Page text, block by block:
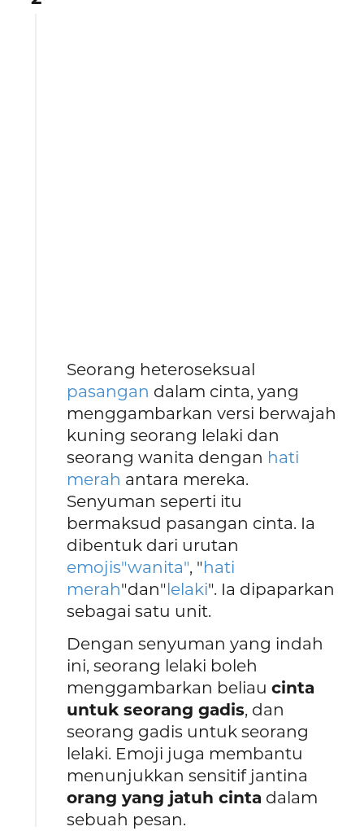
Seorang heteroseksual
pasangan dalam cinta, yang
menggambarkan versi berwajah
kuning seorang lelaki dan
seorang wanita dengan hati
merah antara mereka.
Senyuman seperti itu
bermaksud pasangan cinta. Ia
dibentuk dari urutan
emojis"wanita", "hati
merah"dan"lelaki". Ia dipaparkan
sebagai satu unit.
Dengan senyuman yang indah
ini, seorang lelaki boleh
menggambarkan beliaucinta
untuk seorang gadis, dan
seorang gadis untuk seorang
lelaki. Emoji juga membantu
menunjukkan sensitif jantina
orang yang jatuh cinta dalam
sebuah pesan.